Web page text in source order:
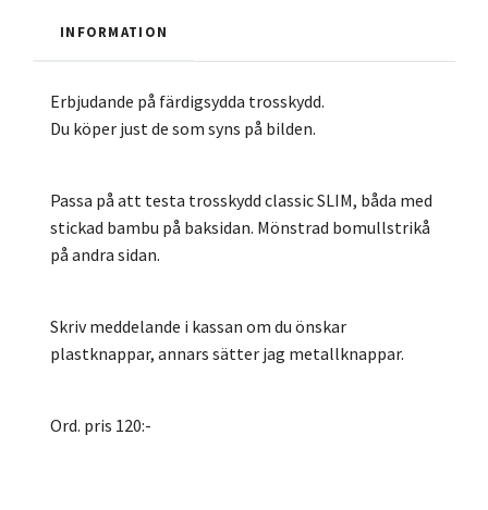
INFORMATION
Erbjudande på färdigsydda trosskydd.
Du köper just de som syns på bilden.
Passa på att testa trosskydd classic SLIM, båda med
stickad bambu på baksidan. Mönstrad bomullstrikå
på andra sidan.
Skriv meddelande i kassan om du önskar
plastknappar, annars sätter jag metallknappar.
Ord. pris 120:-